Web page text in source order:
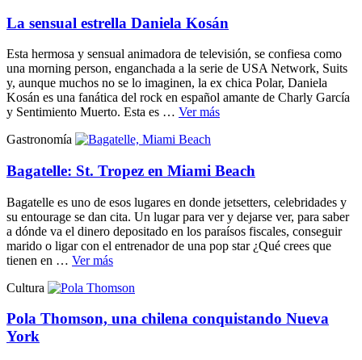
La sensual estrella Daniela Kosán
Esta hermosa y sensual animadora de televisión, se confiesa como
una morning person, enganchada a la serie de USA Network, Suits
y, aunque muchos no se lo imaginen, la ex chica Polar, Daniela
Kosán es una fanática del rock en español amante de Charly García
y Sentimiento Muerto. Esta es … Ver más
Gastronomía
Bagatelle: St. Tropez en Miami Beach
Bagatelle es uno de esos lugares en donde jetsetters, celebridades y
su entourage se dan cita. Un lugar para ver y dejarse ver, para saber
a dónde va el dinero depositado en los paraísos fiscales, conseguir
marido o ligar con el entrenador de una pop star ¿Qué crees que
tienen en … Ver más
Cultura
Pola Thomson, una chilena conquistando Nueva
York